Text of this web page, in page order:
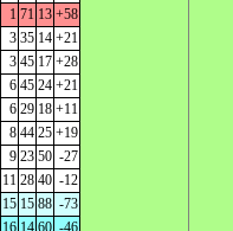
1 71 13 +58
3 35 14 +21
3 45 17 +28
6 45 24 +21
6 29 18 +11
8 44 25 +19
9 23 50 -27
11 28 40 -12
15 15 88 -73
16 14 60 -46